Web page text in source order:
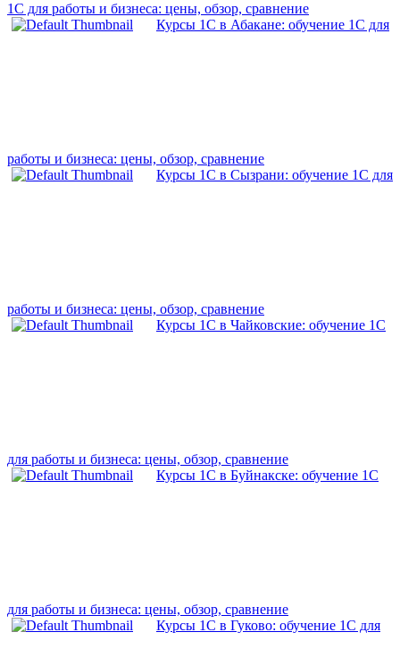
1С для работы и бизнеса: цены, обзор, сравнение
Курсы 1С в Абакане: обучение 1С для
работы и бизнеса: цены, обзор, сравнение
Курсы 1С в Сызрани: обучение 1С для
работы и бизнеса: цены, обзор, сравнение
Курсы 1С в Чайковские: обучение 1С
для работы и бизнеса: цены, обзор, сравнение
Курсы 1С в Буйнакске: обучение 1С
для работы и бизнеса: цены, обзор, сравнение
Курсы 1С в Гуково: обучение 1С для